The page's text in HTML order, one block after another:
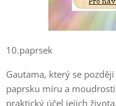
10.paprsek
Gautama, který se
paprsku míru a
praktický účel jejich